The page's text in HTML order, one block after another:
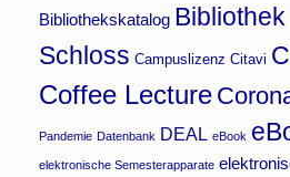
Bibliothekskatalog
Schloss Campuslizenz Citavi
Coffee Lecture
Pandemie Datenbank DEAL eBook
elektronische Semesterapparate